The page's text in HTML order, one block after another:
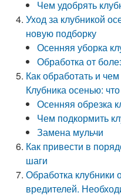
Чем удобрять
Уход за клубникой
новую подборку
Осенняя уборка
Обработка от
Как обработать и
Клубника осенью:
Осенняя обрезка
Чем подкормить
Замена мульчи
Как привести в
шаги
Обработка клубники
вредителей.